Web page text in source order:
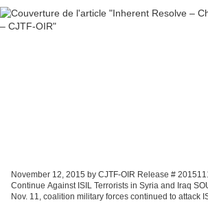
November 12, 2015 by CJTF-OIR Release #
Continue Against ISIL Terrorists in Syria and Iraq
Nov. 11, coalition military forces continued to attack